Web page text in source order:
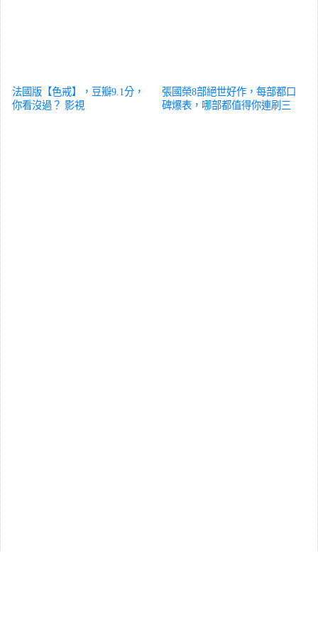
法國版【色戒】，豆瓣9.1分，
你看沒過？ 影視
張國榮8部絕世好作，每部都口
碑爆表，哪部都值得你連刷三